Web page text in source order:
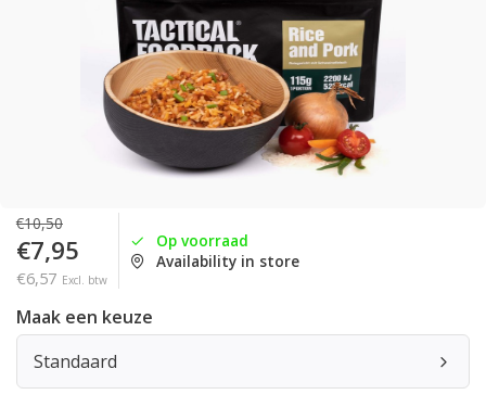
€10,50
€7,95
€6,57 Excl. btw
Op voorraad
Availability in store
Maak een keuze
Standaard